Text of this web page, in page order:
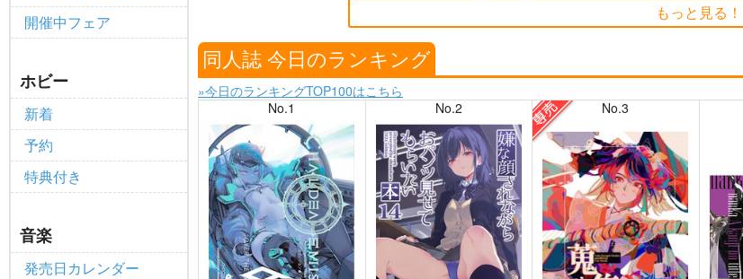
開催中フェア
ホビー
新着
予約
特典付き
音楽
発売日カレンダー
7月30日掲載 7月30日掲載
もっと見る！
同人誌 今日のランキング
»今日のランキングTOP100はこちら
No.1
No.2 No.3